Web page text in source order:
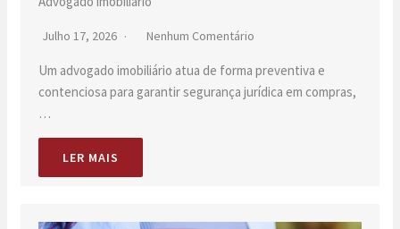
Julho 17, 2026 Nenhum Comentário
Um advogado imobiliário atua de forma preventiva e
contenciosa para garantir segurança jurídica em compras,
…
LER MAIS